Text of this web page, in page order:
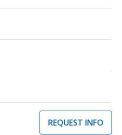
REQUEST INFO